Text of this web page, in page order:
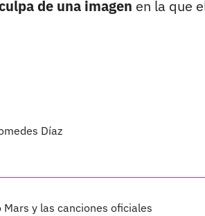
de una imagen en la que
Díaz
y las canciones oficiales